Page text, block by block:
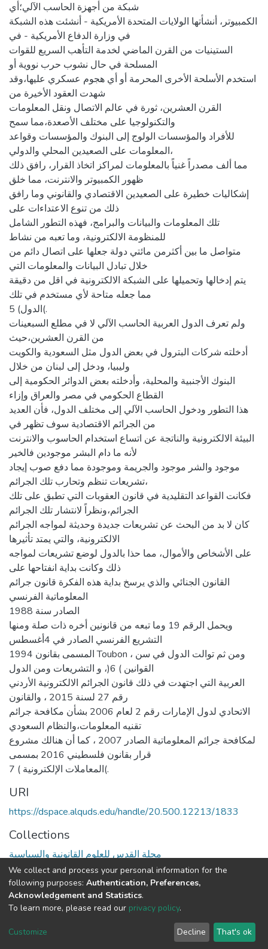
شبكة من أجهزة الحاسب الآلي؛أي
الكمبيوتر، أنشأتها الولايات المتحدة الأمريكية - أنشئت هذه الشبكة
في وزارة الدفاع الأمريكية - في
الستينيات من القرن الماضي لخدمة التأهب السريع للقوات
المسلحة في حال نشوب حرب نووية أو
استخدم الأسلحة الأخرى المحرمة أو أي هجوم عسكري عليها،وقد
شهدت العقود الأخيرة من
القرن العشرين، ثورة في عالم الاتصال ونقل المعلومات
والتكنولوجيا على مختلف الأصعدة،مما سمح
للأفراد والمؤسسات الولوج إلى البنوك والمؤسسات وقواعد
المعلومات على الصعيدين المحلي والدولي،
مما ألف مصدراً غنياً بالمعلومات لمراكز اتخاذ القرار، رافق ذلك
ظهور الكمبيوتر والانترنت، مما خلق
إشكاليات خطيرة على الصعيدين الاقتصادي والقانوني وما رافق
ذلك من تنوع الاعتداءات على
تلك المعلومات والبيانات والبرامج، فهذه التطور الشامل
للمنظومة الالكترونية، وما تعبه من نشاط
متواصل ما بين أكثرمن مائتي دولة جعلها على اتصال دائم من
خلال تبادل البيانات والمعلومات التي
يتم إدخالها وتحميلها على الشبكة الالكترونية في اقل من دقيقة
مما جعله متاحة لأي مستخدم في تلك
الدول) 5(.
ولم تعرف الدول العربية الحاسب الآلي لا في مطلع السبعينات
من القرن العشرين،حيث
أدخلته شركات البترول في بعض الدول مثل السعودية والكويت
وليبيا، ودخل إلى لبنان من خلال
البنوك الأجنبية والمحلية، وأدخلته بعض الدوائر الحكومية إلى
القطاع الحكومي في مصر والعراق وإزاء
هذا التطور ودخول الحاسب الآلي إلى مختلف الدول، فأن العديد
من الجرائم الاقتصادية سوف تظهر في
البيئة الالكترونية والناتجة عن اتساع استخدام الحاسوب والانترنت
لأنه ما دام البشر موجودين فالخير
موجود والشر موجود والجريمة وموجودة مما دفع صوب إيجاد
تشريعات تنظم وتحارب تلك الجرائم،
فكانت القواعد التقليدية في قانون العقوبات التي تطبق على تلك
الجرائم،ونظراً لانتشار تلك الجرائم
كان لا بد من البحث عن تشريعات جديدة وحديثة لمواجه الجرائم
الالكترونية، والتي يمتد تأثيرها
على الأشخاص والأموال، مما حذا بالدول لوضع تشريعات لمواجه
ذلك وكانت بداية انفتاحها على
القانون الجنائي والذي يرسخ بداية هذه الفكرة قانون جرائم
المعلوماتية الفرنسي
الصادر سنة 1988
ويحمل الرقم 19 وما تبعه من قانونين أخره ذات صلة ومنها
التشريع الفرنسي الصادر في 4أغسطس
1994 المسمى بقانون Toubon ، ومن ثم توالت الدول في سن
القوانين ) 6(، و التشريعات ومن الدول
العربية التي اجتهدت في ذلك قانون الجرائم الالكترونية الأردني
رقم 27 لسنة 2015 ، والقانون
الاتحادي لدول الإمارات رقم 2 لعام 2006 بشأن مكافحة جرائم
تقنيه المعلومات،والنظام السعودي
لمكافحة جرائم المعلوماتية الصادر 2007 ، كما أن هنالك مشروع
قرار بقانون فلسطيني 2016 بمسمى
المعاملات الإلكترونية ) 7(.
URI
https://dspace.alquds.edu/handle/20.500.12213/1833
Collections
مجلة القدس للعلوم القانونية والسياسية
Full item page
Cookie
End User
Agreement
Send
Feedback
We collect and process your personal information for the
following purposes: Authentication, Preferences,
Acknowledgement and Statistics.
To learn more, please read our privacy policy.
Customize Decline That's ok